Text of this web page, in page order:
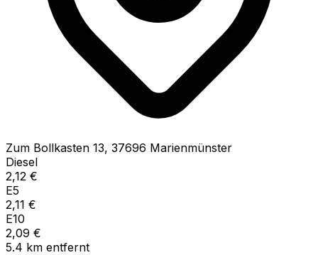
Zum Bollkasten 13, 37696 Marienmünster
Diesel
2,12 €
E5
2,11 €
E10
2,09 €
5.4 km entfernt